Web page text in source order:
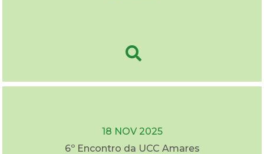
18 NOV 2025
6º Encontro da UCC Amares